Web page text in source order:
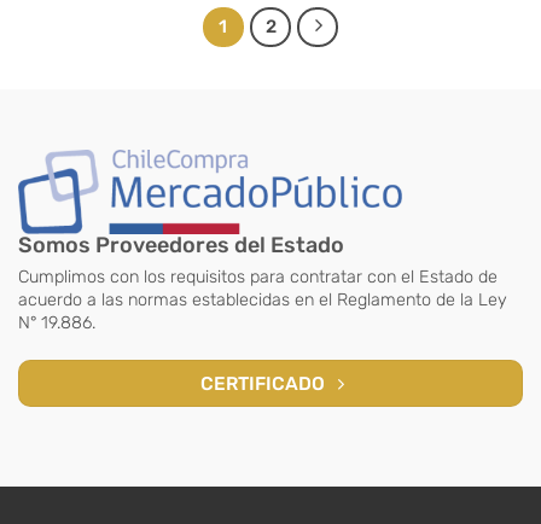
1 2
Somos Proveedores del Estado
Cumplimos con los requisitos para contratar con el Estado de
acuerdo a las normas establecidas en el Reglamento de la Ley
N° 19.886.
CERTIFICADO